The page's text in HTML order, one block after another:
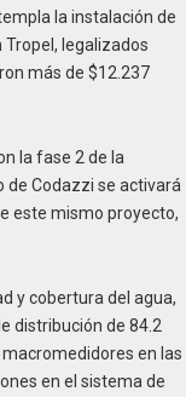
la instalación de
Tropel, legalizados
más de $12.237
la fase 2 de la
de Codazzi se activará
este mismo proyecto,
y cobertura del agua,
distribución de 84.2
en las
en el sistema de